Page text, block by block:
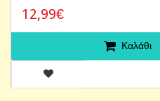
12,99€
Καλάθι